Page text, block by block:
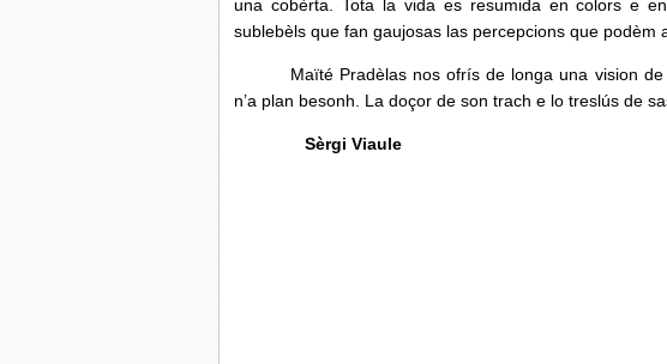
una cobèrta. Tota la vida es resumida en colors e
sublebèls que fan gaujosas las percepcions que podèm
Maïté Pradèlas nos ofrís de longa una vision
n’a plan besonh. La doçor de son trach e lo treslús de
Sèrgi Viaule